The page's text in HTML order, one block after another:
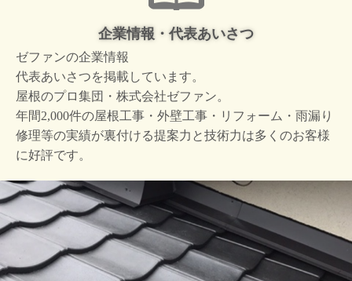
企業情報・代表あいさつ
ゼファンの企業情報
代表あいさつを掲載しています。
屋根のプロ集団・株式会社ゼファン。
年間2,000件の屋根工事・外壁工事・リフォーム・雨漏り
修理等の実績が裏付ける提案力と技術力は多くのお客様
に好評です。